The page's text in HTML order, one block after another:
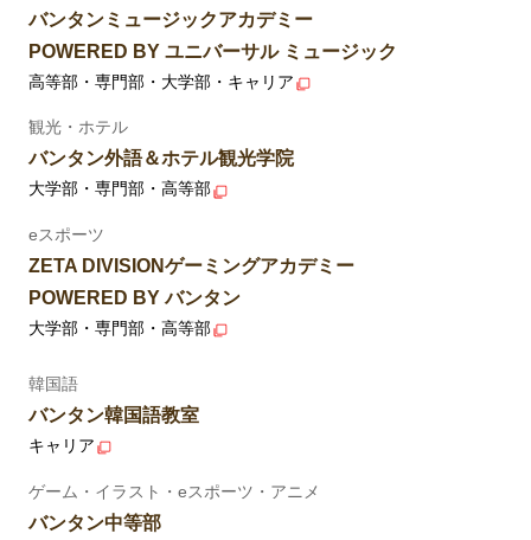
バンタンミュージックアカデミー
POWERED BY ユニバーサル ミュージック
高等部・専門部・大学部・キャリア
観光・ホテル
バンタン外語＆ホテル観光学院
大学部・専門部・高等部
eスポーツ
ZETA DIVISIONゲーミングアカデミー
POWERED BY バンタン
大学部・専門部・高等部
韓国語
バンタン韓国語教室
キャリア
ゲーム・イラスト・eスポーツ・アニメ
バンタン中等部